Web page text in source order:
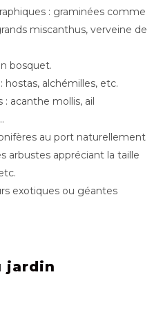
: graminées comme
miscanthus, verveine de
bosquet.
hostas, alchémilles, etc.
: acanthe mollis, ail
au port naturellement
arbustes appréciant la taille
exotiques ou géantes
jardin